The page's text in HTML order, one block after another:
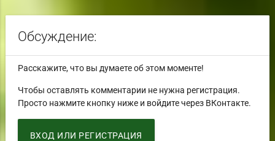
Обсуждение:
Расскажите, что вы думаете об этом моменте!
Чтобы оставлять комментарии не нужна регистрация.
Просто нажмите кнопку ниже и войдите через ВКонтакте.
ВХОД ИЛИ РЕГИСТРАЦИЯ